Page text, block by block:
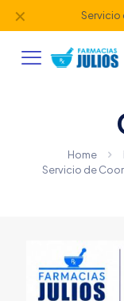
Servicio
✕
Home
Servicio de